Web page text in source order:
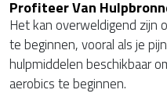
Profiteer Van
Het kan overweldigend zijn
te beginnen, vooral als je
hulpmiddelen beschikbaar
aerobics te beginnen.